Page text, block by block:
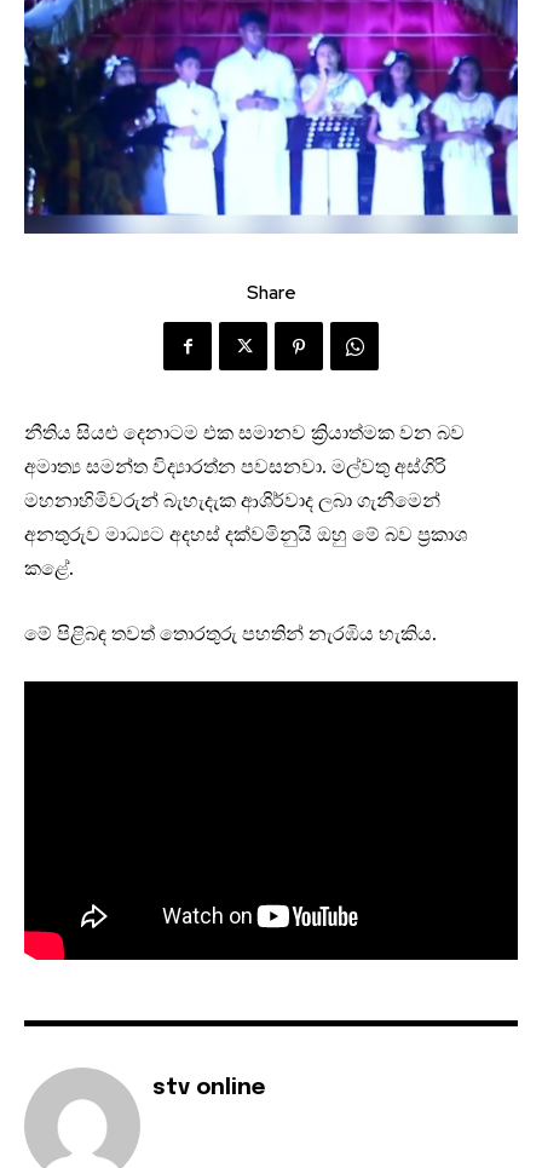
Share
නීතිය සියළු දෙනාටම එක සමානව ක්‍රියාත්මක වන බව
අමාත්‍ය සමන්ත විද්‍යාරත්න පවසනවා. මල්වතු අස්ගිරි
මහනාහිමිවරුන් බැහැදැක ආශිර්වාද ලබා ගැනීමෙන්
අනතුරුව මාධ්‍යට අදහස් දක්වමිනුයි ඔහු මේ බව ප්‍රකාශ
කළේ.
මේ පිළිබඳ තවත් තොරතුරු පහතින් නැරඹිය හැකිය.
stv online